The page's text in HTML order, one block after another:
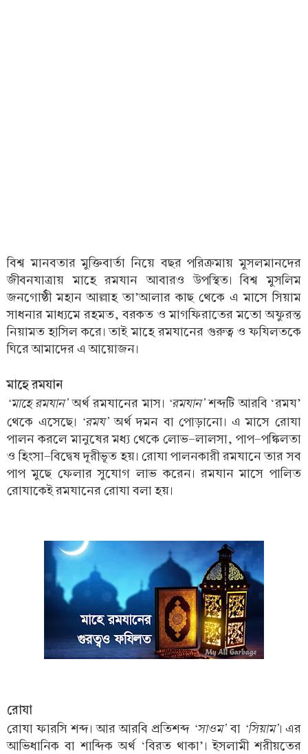
বিশ্ব মানবতার মুক্তিবার্তা নিয়ে বছর পরিক্রমায় মুসলমানদের
জীবনযাত্রায় মাহে রমযান আবারও উপস্থিত। বিশ্ব মুসলিম
জনগোষ্ঠী মহান আল্লাহ তা’আলার কাছ থেকে এ মাসে সিয়াম
সাধনার মাধ্যমে রহমত, বরকত ও মাগফিরাতের মতো অফুরন্ত
নিয়ামত হাসিল করে। তাই মাহে রমযানের গুরুত্ব ও ফযিলতকে
ঘিরে আমাদের এ আয়োজন।
মাহে রমযান
‘মাহে রমযান’অর্থ রমযানের মাস। ‘রমযান’শব্দটি আরবি ‘রময’
থেকে এসেছে। ‘রময’অর্থ দমন বা পোড়ানো। এ মাসে রোযা
পালন করলে মানুষের মধ্য থেকে লোভ-লালসা, পাপ-পঙ্কিলতা
ও হিংসা-বিদ্বেষ দূরীভূত হয়। রোযা পালনকারী রমযানে তার সব
পাপ মুছে ফেলার সুযোগ লাভ করেন। রমযান মাসে পালিত
রোযাকেই রমযানের রোযা বলা হয়।
রোযা
রোযা ফারসি শব্দ। আর আরবি প্রতিশব্দ ‘সাওম’বা ‘সিয়াম’। এর
আভিধানিক বা শাব্দিক অর্থ ‘বিরত থাকা’। ইসলামী শরীয়তের